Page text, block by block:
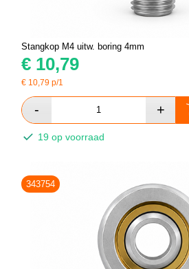
Stangkop M4 uitw. boring 4mm
€ 10,79
€ 10,79 p/1
19 op voorraad
343754